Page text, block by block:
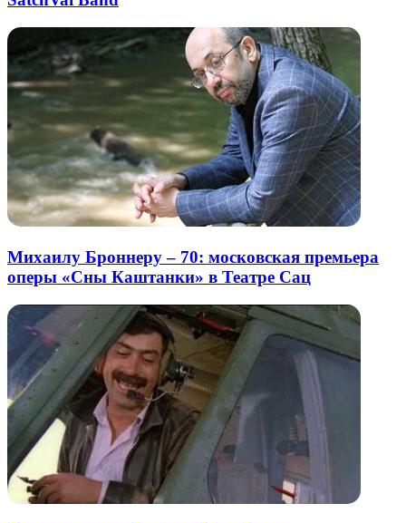
Михаилу Броннеру – 70: московская премьера
оперы «Сны Каштанки» в Театре Сац